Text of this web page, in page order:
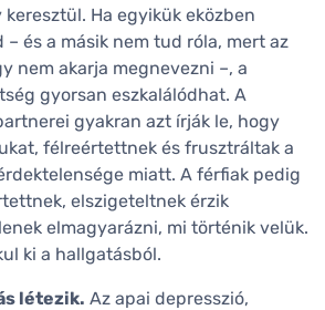
Ha egyikük eközben
– és a másik nem tud róla, mert az
nem akarja megnevezni –, a
gyorsan eszkalálódhat. A
gyakran azt írják le, hogy
félreértettnek és frusztráltak a
miatt. A férfiak pedig
elszigeteltnek érzik
elmagyarázni, mi történik velük.
ki a hallgatásból.
létezik. Az apai depresszió,